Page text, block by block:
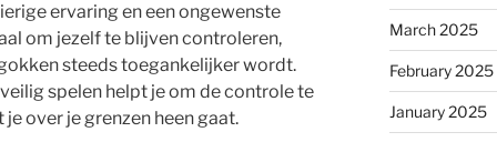
ervaring en een ongewenste
om jezelf te blijven controleren,
steeds toegankelijker wordt.
spelen helpt je om de controle te
over je grenzen heen gaat.
March 2025
February 2025
January 2025